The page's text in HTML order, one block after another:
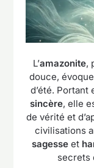
L’amazonite,
douce,
d’été. Portant
sincère, elle
de vérité et
civilisations
sagesseet
secrets